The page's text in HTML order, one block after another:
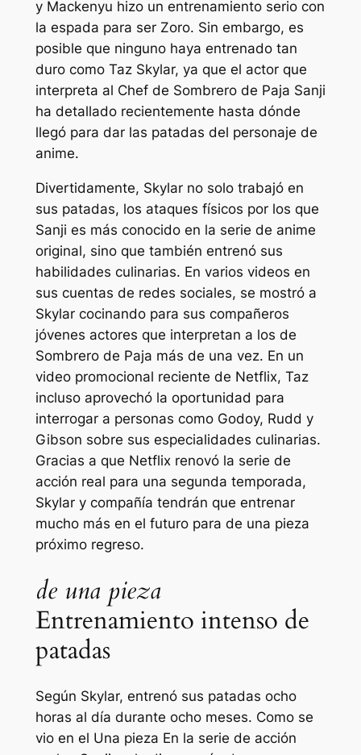
y Mackenyu hizo un entrenamiento serio con
la espada para ser Zoro. Sin embargo, es
posible que ninguno haya entrenado tan
duro como Taz Skylar, ya que el actor que
interpreta al Chef de Sombrero de Paja Sanji
ha detallado recientemente hasta dónde
llegó para dar las patadas del personaje de
anime.
Divertidamente, Skylar no solo trabajó en
sus patadas, los ataques físicos por los que
Sanji es más conocido en la serie de anime
original, sino que también entrenó sus
habilidades culinarias. En varios videos en
sus cuentas de redes sociales, se mostró a
Skylar cocinando para sus compañeros
jóvenes actores que interpretan a los de
Sombrero de Paja más de una vez. En un
video promocional reciente de Netflix, Taz
incluso aprovechó la oportunidad para
interrogar a personas como Godoy, Rudd y
Gibson sobre sus especialidades culinarias.
Gracias a que Netflix renovó la serie de
acción real para una segunda temporada,
Skylar y compañía tendrán que entrenar
mucho más en el futuro para de una pieza
próximo regreso.
de una pieza
Entrenamiento intenso de
patadas
Según Skylar, entrenó sus patadas ocho
horas al día durante ocho meses. Como se
vio en el Una pieza En la serie de acción